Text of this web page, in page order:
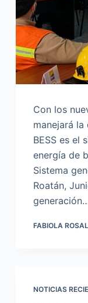
Con los
manejará
BESS es el
energía de
Sistema
Roatán,
FABIOLA
NOTICIAS